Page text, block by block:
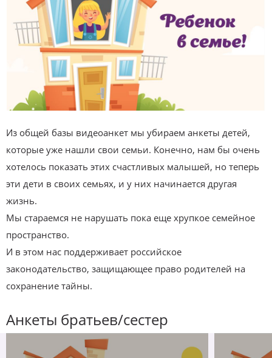
Из общей базы видеоанкет мы убираем анкеты детей,
которые уже нашли свои семьи. Конечно, нам бы очень
хотелось показать этих счастливых малышей, но теперь
эти дети в своих семьях, и у них начинается другая
жизнь.
Мы стараемся не нарушать пока еще хрупкое семейное
пространство.
И в этом нас поддерживает российское
законодательство, защищающее право родителей на
сохранение тайны.
Анкеты братьев/сестер